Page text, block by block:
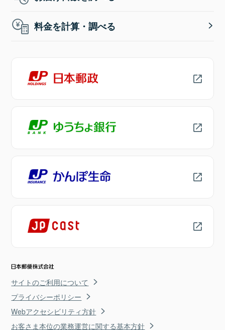
料金を計算・調べる
サイトのご利用について
プライバシーポリシー
Webアクセシビリティ方針
お客さま本位の業務運営に関する基本方針